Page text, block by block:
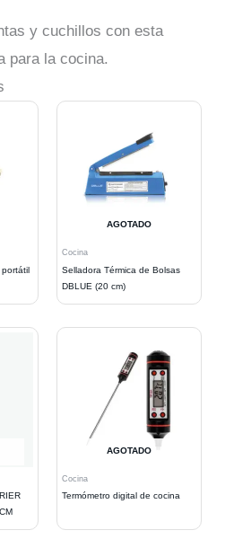
y cuchillos con esta
para la cocina.
AGOTADO
Cocina
Selladora Térmica de Bolsas
DBLUE (20 cm)
AGOTADO
Cocina
Termómetro digital de cocina